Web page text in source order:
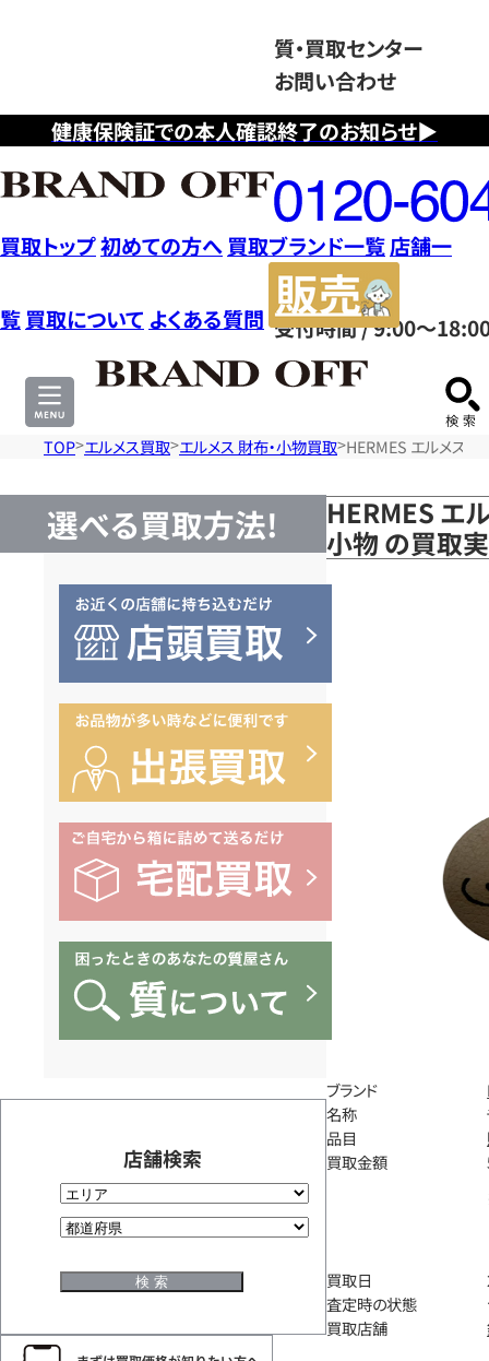
健康保険証での本人確認終了のお知らせ▶
質・買取センター
お問い合わせ
フ
リ
ー
ダ
イ
ヤ
ル
0120604117
受付時間 / 9:00～
買取トップ初めての方へ 買取ブランド一覧店舗一
覧 買取について よくある質問
サ
TOP エルメス買取 エルメス 財布・小物買取 HERMES エルメス
選べる買取方法!
店舗検索
HERMES エ
小物 の買取
ブランド
名称
品目
買取金額
買取日
査定時の状態
買取店舗